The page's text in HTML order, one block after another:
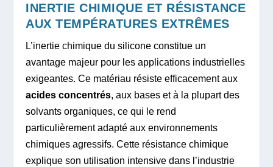
INERTIE CHIMIQUE ET RÉSISTANCE
AUX TEMPÉRATURES EXTRÊMES
L’inertie chimique du silicone constitue un
avantage majeur pour les applications industrielles
exigeantes. Ce matériau résiste efficacement aux
acides concentrés, aux bases et à la plupart des
solvants organiques, ce qui le rend
particulièrement adapté aux environnements
chimiques agressifs. Cette résistance chimique
explique son utilisation intensive dans l’industrie